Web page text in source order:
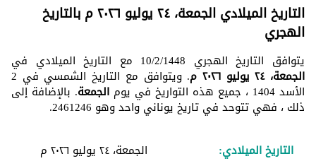
التاريخ الميلادي الجمعة، ٢٤ يوليو ٢٠٢٦ م بالتاريخ
الهجري
يتوافق التاريخ الهجري 10/2/1448 مع التاريخ الميلادي في
الجمعة، ٢٤ يوليو ٢٠٢٦ م . ويتوافق مع التاريخ الشمسي في 2
الأسد 1404 ، جميع هذه التواريخ في يوم الجمعة. بالإضافة إلى
ذلك ، فهي تتوحد في تاريخ يوناني واحد وهو 2461246.
التاريخ الميلادي:
الجمعة، ٢٤ يوليو ٢٠٢٦ م